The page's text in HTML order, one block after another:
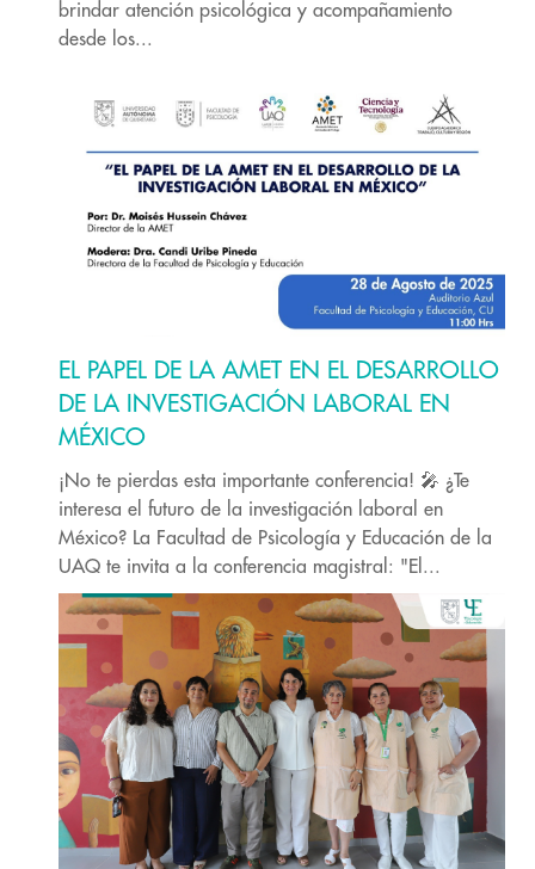
brindar atención psicológica y acompañamiento
desde los...
EL PAPEL DE LA AMET EN EL DESARROLLO
DE LA INVESTIGACIÓN LABORAL EN
MÉXICO
¡No te pierdas esta importante conferencia! 🎤 ¿Te
interesa el futuro de la investigación laboral en
México? La Facultad de Psicología y Educación de la
UAQ te invita a la conferencia magistral: "El...